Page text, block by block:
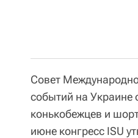
Совет
событий на Украине
конькобежцев и
июне конгресс ISU